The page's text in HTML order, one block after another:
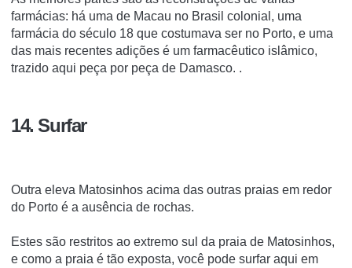
farmácias: há uma de Macau no Brasil colonial, uma
farmácia do século 18 que costumava ser no Porto, e uma
das mais recentes adições é um farmacêutico islâmico,
trazido aqui peça por peça de Damasco. .
14. Surfar
Outra eleva Matosinhos acima das outras praias em redor
do Porto é a ausência de rochas.
Estes são restritos ao extremo sul da praia de Matosinhos,
e como a praia é tão exposta, você pode surfar aqui em